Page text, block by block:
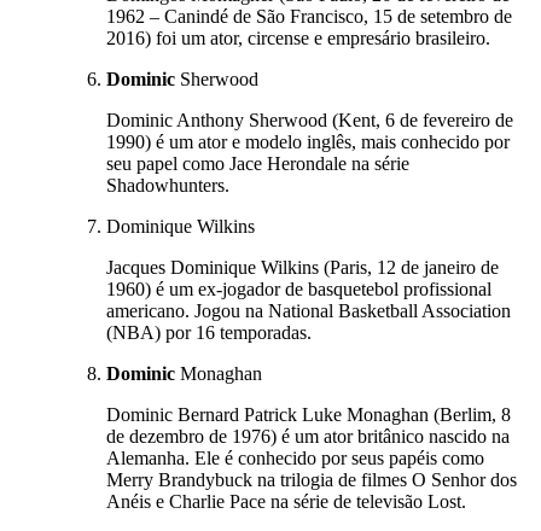
1962 – Canindé de São Francisco, 15 de setembro de
2016) foi um ator, circense e empresário brasileiro.
Dominic Sherwood
Dominic Anthony Sherwood (Kent, 6 de fevereiro de
1990) é um ator e modelo inglês, mais conhecido por
seu papel como Jace Herondale na série
Shadowhunters.
Dominique Wilkins
Jacques Dominique Wilkins (Paris, 12 de janeiro de
1960) é um ex-jogador de basquetebol profissional
americano. Jogou na National Basketball Association
(NBA) por 16 temporadas.
Dominic Monaghan
Dominic Bernard Patrick Luke Monaghan (Berlim, 8
de dezembro de 1976) é um ator britânico nascido na
Alemanha. Ele é conhecido por seus papéis como
Merry Brandybuck na trilogia de filmes O Senhor dos
Anéis e Charlie Pace na série de televisão Lost.